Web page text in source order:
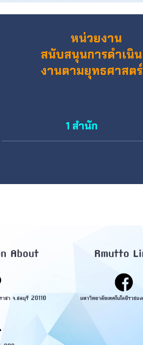
หน่วยงาน
สนับสนุนการดำเนิน
งานตามยุทธศาสตร์
1 สำนัก